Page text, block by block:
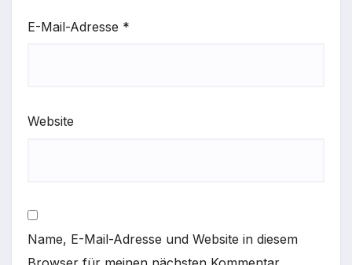
E-Mail-Adresse *
Website
Name, E-Mail-Adresse und Website in diesem